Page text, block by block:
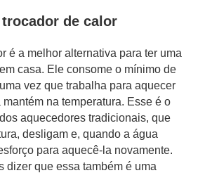
de calor
é a melhor alternativa para ter uma
casa. Ele consome o mínimo de
vez que trabalha para aquecer
na temperatura. Esse é o
aquecedores tradicionais, que
desligam e, quando a água
para aquecê-la novamente.
dizer que essa também é uma